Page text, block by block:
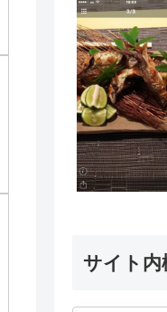
サイト内